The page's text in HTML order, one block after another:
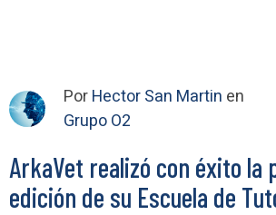
PorHector San Martin en
Grupo O2
ArkaVet realizó con éxito la
edición de su Escuela de